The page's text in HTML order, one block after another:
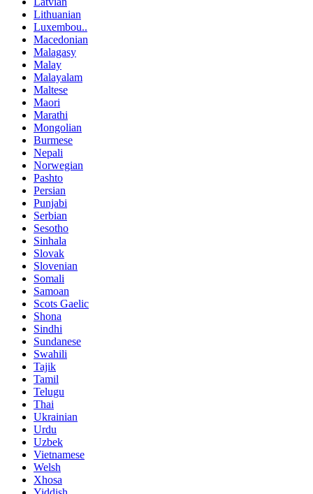
Lithuanian
Luxembou..
Macedonian
Malagasy
Malay
Malayalam
Maltese
Maori
Marathi
Mongolian
Burmese
Nepali
Norwegian
Pashto
Persian
Punjabi
Serbian
Sesotho
Sinhala
Slovak
Slovenian
Somali
Samoan
Scots Gaelic
Shona
Sindhi
Sundanese
Swahili
Tajik
Tamil
Telugu
Thai
Ukrainian
Urdu
Uzbek
Vietnamese
Welsh
Xhosa